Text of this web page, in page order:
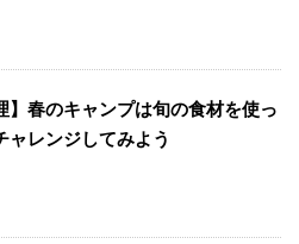
】春のキャンプは旬の食材を使っ
ャレンジしてみよう